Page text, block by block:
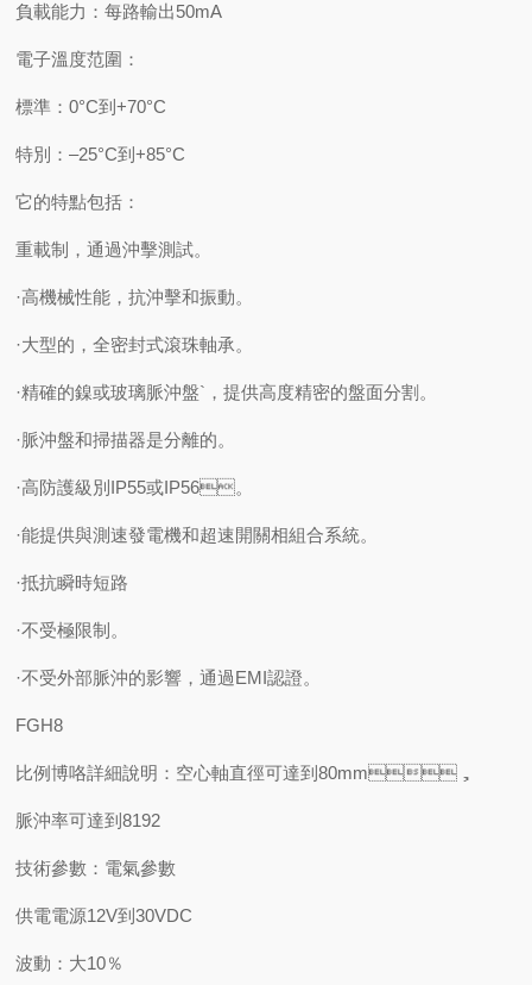
負載能力：每路輸出50mA
電子溫度范圍：
標準：0°C到+70°C
特別：–25°C到+85°C
它的特點包括：
重載制，通過沖擊測試。
·高機械性能，抗沖擊和振動。
·大型的，全密封式滾珠軸承。
·精確的鎳或玻璃脈沖盤`，提供高度精密的盤面分割。
·脈沖盤和掃描器是分離的。
·高防護級別IP55或IP56。
·能提供與測速發電機和超速開關相組合系統。
·抵抗瞬時短路
·不受極限制。
·不受外部脈沖的影響，通過EMI認證。
FGH8
比例博咯詳細說明：空心軸直徑可達到80mm，
脈沖率可達到8192
技術參數：電氣參數
供電電源12V到30VDC
波動：大10％